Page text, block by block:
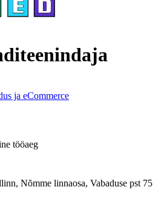
ja eCommerce
tööaeg
Nõmme linnaosa, Vabaduse pst 75